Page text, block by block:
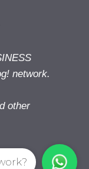
network.
other